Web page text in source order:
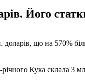
Його
що на 570%
Кука склала 3